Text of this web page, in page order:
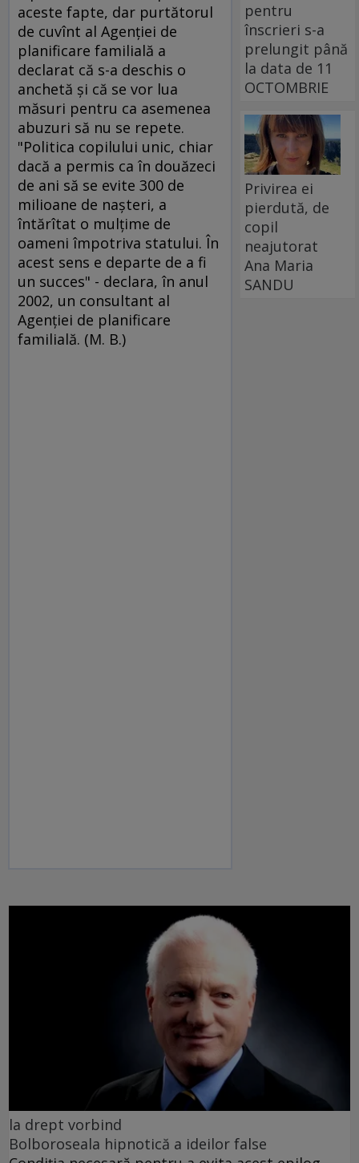
aceste fapte, dar purtătorul
de cuvînt al Agenţiei de
planificare familială a
declarat că s-a deschis o
anchetă şi că se vor lua
măsuri pentru ca asemenea
abuzuri să nu se repete.
"Politica copilului unic, chiar
dacă a permis ca în douăzeci
de ani să se evite 300 de
milioane de naşteri, a
întărîtat o mulţime de
oameni împotriva statului. În
acest sens e departe de a fi
un succes" - declara, în anul
2002, un consultant al
Agenţiei de planificare
familială. (M. B.)
pentru
înscrieri s-a
prelungit până
la data de 11
OCTOMBRIE
Privirea ei
pierdută, de
copil
neajutorat
Ana Maria
SANDU
la drept vorbind
Bolboroseala hipnotică a ideilor false